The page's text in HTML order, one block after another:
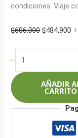
condiciones. Viaje
$606.000El
$484.900 El
-
245/45R18
100Y
Sportdrive
cantidad
AÑADIR
CARRITO